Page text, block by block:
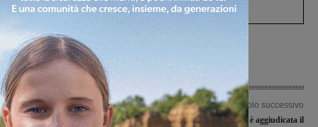
Levane nel 2020
Articolo precedente
Via i tigli in viale Marconi. I cittadini
Articolo successivo
La Armani Milano si è aggiudicata il